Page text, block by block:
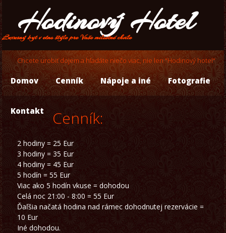
Hodinový Hotel
Luxusný byt v etno štýle pre Vaše milostné chvíle
Chcete urobiť dojem a hľadáte niečo viac, nie len "Hodinový hotel"
Domov Cenník Nápoje a iné Fotografie
Kontakt Cenník:
2 hodiny = 25 Eur
3 hodiny = 35 Eur
4 hodiny = 45 Eur
5 hodín = 55 Eur
Viac ako 5 hodín vkuse = dohodou
Celá noc 21:00 - 8:00 = 55 Eur
Ďaľšia načatá hodina nad rámec dohodnutej rezervácie =
10 Eur
Iné dohodou.